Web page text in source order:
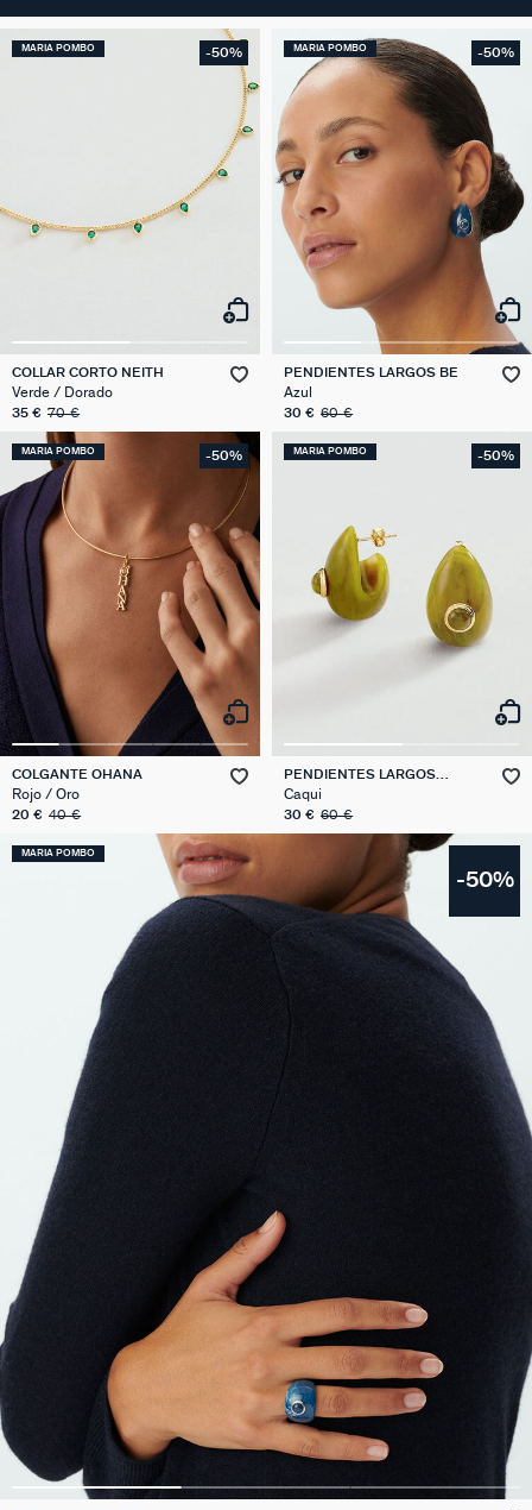
MARIA POMBO -50%
COLLAR CORTO NEITH
Verde / Dorado
35 € 70 €
MARIA POMBO -50%
PENDIENTES LARGOS BE
Azul
30 € 60 €
MARIA POMBO -50%
COLGANTE OHANA
Rojo / Oro
20 € 40 €
MARIA POMBO -50%
PENDIENTES LARGOS
EAR2BE
Caqui
30 € 60 €
MARIA POMBO
-50%